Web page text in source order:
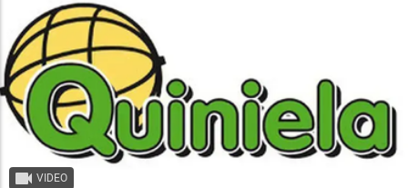
VIDEO